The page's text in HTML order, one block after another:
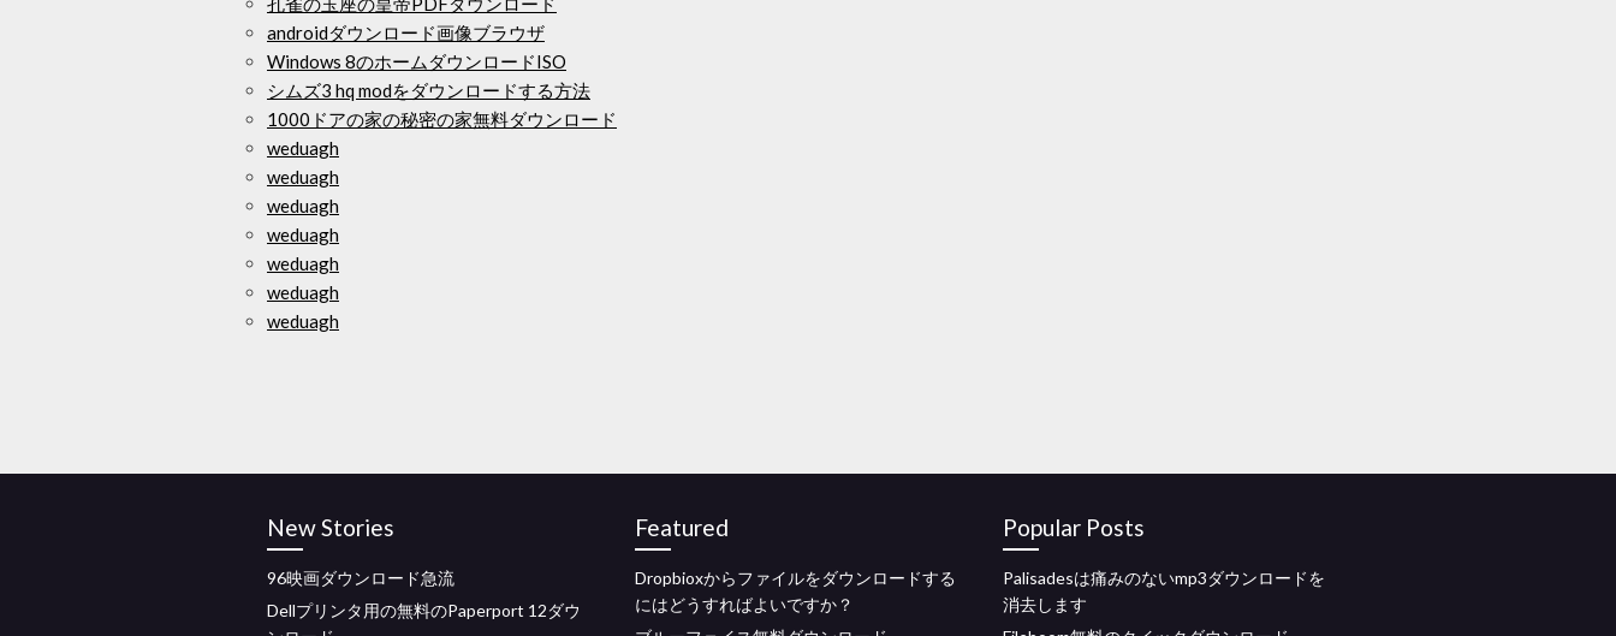
androidダウンロード画像ブラウザ
Windows 8のホームダウンロードISO
シムズ3 hq modをダウンロードする方法
1000ドアの家の秘密の家無料ダウンロード
weduagh
weduagh
weduagh
weduagh
weduagh
weduagh
weduagh
New Stories
96映画ダウンロード急流
Dellプリンタ用の無料のPaperport 12ダウ
Featured
Dropbioxからファイルをダウンロードする
にはどうすればよいですか？
Popular Posts
Palisadesは痛みのないmp3ダウンロードを
消去します